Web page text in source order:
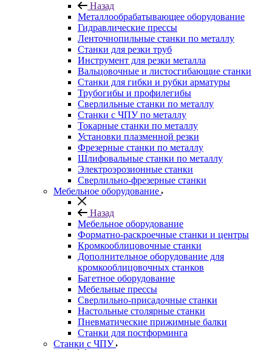
Назад
Металлообрабатывающее оборудование
Гидравлические прессы
Ленточнопильные станки по металлу
Станки для резки труб
Инструмент для резки металла
Вальцовочные и листосгибающие станки
Станки для гибки и рубки арматуры
Трубогибы и профилегибы
Сверлильные станки по металлу
Станки с ЧПУ по металлу
Токарные станки по металлу
Установки плазменной резки
Фрезерные станки по металлу
Шлифовальные станки по металлу
Электроэрозионные станки
Сверлильно-фрезерные станки
Мебельное оборудование
Назад
Мебельное оборудование
Форматно-раскроечные станки и центры
Кромкооблицовочные станки
Дополнительное оборудование для
кромкооблицовочных станков
Багетное оборудование
Мебельные прессы
Сверлильно-присадочные станки
Настольные столярные станки
Пневматические прижимные балки
Станки для постформинга
Станки с ЧПУ